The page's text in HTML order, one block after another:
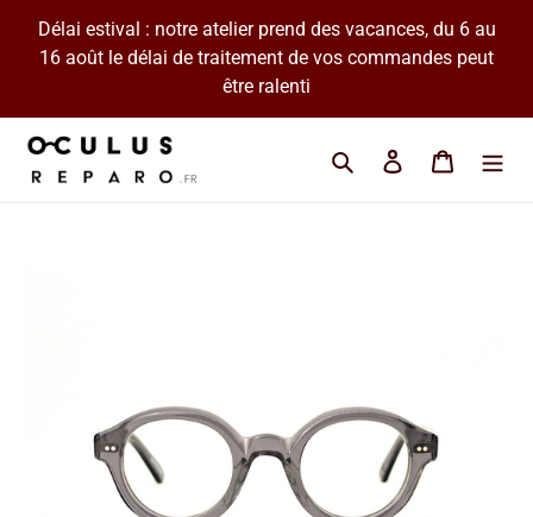
contenu
Délai estival : notre atelier prend des vacances, du 6 au
16 août le délai de traitement de vos commandes peut
être ralenti
Cherchez une
Se connecter
Panier